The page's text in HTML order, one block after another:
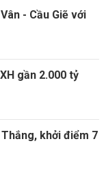
- Cầu Giẽ với
gần 2.000 tỷ
khởi điểm 7